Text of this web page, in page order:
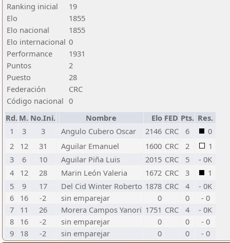
Ranking inicial
19
Elo
1855
Elo nacional
1855
Elo internacional 0
Performance
1931
Puntos
2
Puesto
28
Federación
CRC
Código nacional 0
Rd. M. No.Ini. Nombre Elo FED Pts. Res.
1
3 3 Angulo Cubero Oscar 2146 CRC 6
0
2
12 31 Aguilar Emanuel 1600 CRC 2
1
3
6 10 Aguilar Piña Luis 2015 CRC 5
- 0K
4
12 28 Marin León Valeria 1672 CRC 3
1
5
9 17 Del Cid Winter Roberto 1878 CRC 4
- 0K
6
16 -2 sin emparejar 0 0
- 0
7
11 26 Morera Campos Yanori 1751 CRC 4
- 0K
8
16 -2 sin emparejar 0 0
- 0
9
18 -2 sin emparejar 0 0 - 0